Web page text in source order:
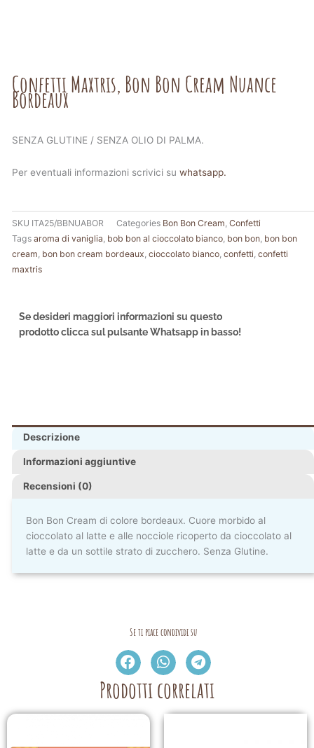
Confetti Maxtris, Bon Bon Cream Nuance
Bordeaux
SENZA GLUTINE / SENZA OLIO DI PALMA.
Per eventuali informazioni scrivici su whatsapp.
SKU ITA25/BBNUABOR Categories Bon Bon Cream Confetti
Tags aroma di vaniglia bob bon al cioccolato bianco bon bon bon bon
cream bon bon cream bordeaux cioccolato bianco confetti confetti
maxtris
Se desideri maggiori informazioni su questo
prodotto clicca sul pulsante Whatsapp in basso!
Descrizione
Informazioni aggiuntive
Recensioni (0)
Bon Bon Cream di colore bordeaux. Cuore morbido al
cioccolato al latte e alle nocciole ricoperto da cioccolato al
latte e da un sottile strato di zucchero. Senza Glutine.
Se ti piace condividi su
Prodotti correlati